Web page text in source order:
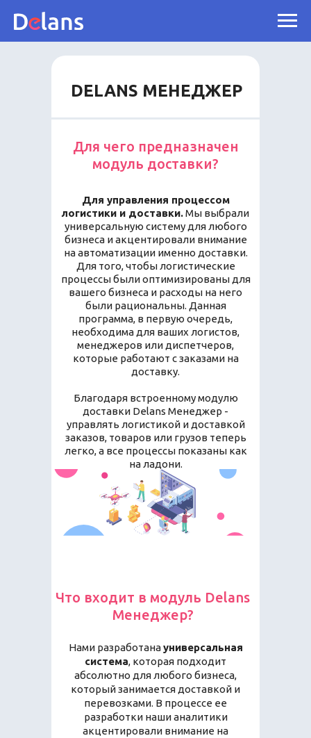
DELANS МЕНЕДЖЕР
Для управления процессом
логистики и доставки.Мы выбрали
универсальную систему для любого
бизнеса и акцентировали внимание
на автоматизации именно доставки.
Для того, чтобы логистические
процессы были оптимизированы для
вашего бизнеса и расходы на него
были рациональны. Данная
программа, в первую очередь,
необходима для ваших логистов,
менеджеров или диспетчеров,
которые работают с заказами на
доставку.
Благодаря встроенному модулю
доставки Delans Менеджер -
управлять логистикой и доставкой
заказов, товаров или грузов теперь
легко, а все процессы показаны как
на ладони.
Что входит в модуль Delans
Менеджер?
Нами разработанауниверсальная
система, которая подходит
абсолютно для любого бизнеса,
который занимается доставкой и
перевозками. В процессе ее
разработки наши аналитики
акцентировали внимание на
Для чего предназначен
модуль доставки?